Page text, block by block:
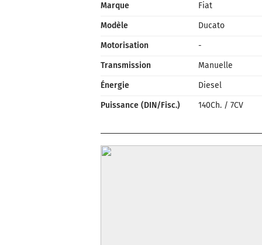
Marque
Fiat
Modèle
Ducato
Motorisation
-
Transmission
Manuelle
Énergie
Diesel
Puissance (DIN/Fisc.)
140Ch./ 7CV